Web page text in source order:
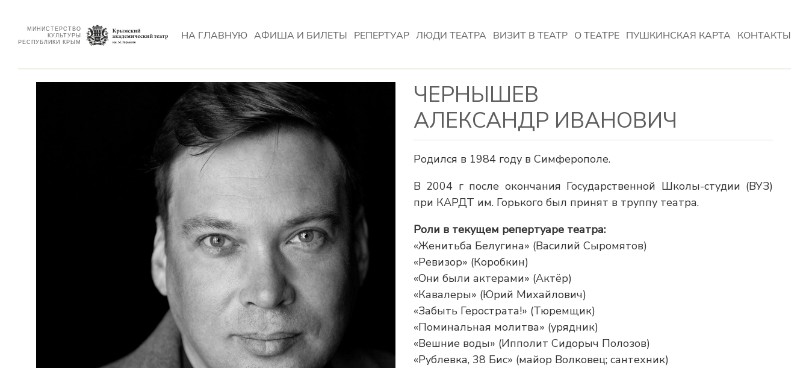
МИНИСТЕРСТВО
КУЛЬТУРЫ
РЕСПУБЛИКИ КРЫМ
НА ГЛАВНУЮ АФИША И БИЛЕТЫ РЕПЕРТУАР ЛЮДИ ТЕАТРА ВИЗИТ В ТЕАТР О ТЕАТРЕ ПУШКИНСКАЯ КАРТА КОНТАКТЫ
ЧЕРНЫШЕВ
АЛЕКСАНДР ИВАНОВИЧ
Родился в 1984 году в Симферополе.
В 2004 г после окончания Государственной Школы-студии (ВУЗ)
при КАРДТ им. Горького был принят в труппу театра.
Роли в текущем репертуаре театра:
«Женитьба Белугина» (Василий Сыромятов)
«Ревизор» (Коробкин)
«Они были актерами» (Актёр)
«Кавалеры» (Юрий Михайлович)
«Забыть Герострата!» (Тюремщик)
«Поминальная молитва» (урядник)
«Вешние воды» (Ипполит Сидорыч Полозов)
«Рублевка, 38 Бис» (майор Волковец; сантехник)